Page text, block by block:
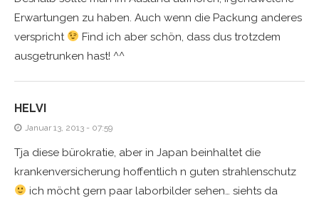
Erwartungen zu haben. Auch wenn die Packung anderes
verspricht
Find ich aber schön, dass dus trotzdem
ausgetrunken hast! ^^
HELVI
Januar 13, 2013 - 07:59
Tja diese bürokratie, aber in Japan beinhaltet die
krankenversicherung hoffentlich n guten strahlenschutz
ich möcht gern paar laborbilder sehen… siehts da